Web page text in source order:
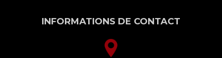
INFORMATIONS DE CONTACT